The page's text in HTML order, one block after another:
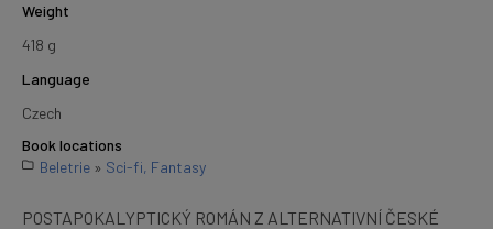
Weight
418 g
Language
Czech
Book locations
Beletrie » Sci-fi, Fantasy
POSTAPOKALYPTICKÝ ROMÁN Z ALTERNATIVNÍ ČESKÉ